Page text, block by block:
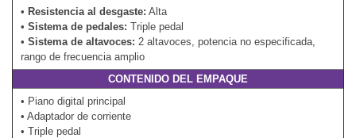
• Resistencia al desgaste: Alta
• Sistema de pedales: Triple pedal
• Sistema de altavoces: 2 altavoces, potencia no especificada,
rango de frecuencia amplio
CONTENIDO DEL EMPAQUE
• Piano digital principal
• Adaptador de corriente
• Triple pedal